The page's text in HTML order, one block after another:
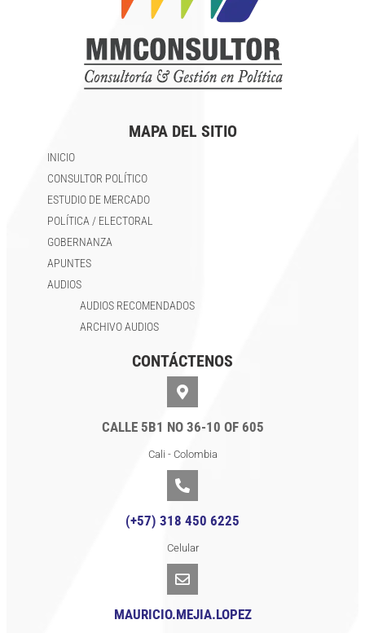
CONTÁCTENOS
CALLE 5B1 NO 36-10 OF 605
Cali - Colombia
(+57) 318 450 6225
Celular
MAURICIO.MEJIA.LOPEZ
MAPA DEL SITIO
INICIO
CONSULTOR POLÍTICO
ESTUDIO DE MERCADO
POLÍTICA / ELECTORAL
GOBERNANZA
APUNTES
AUDIOS
AUDIOS RECOMENDADOS
ARCHIVO AUDIOS